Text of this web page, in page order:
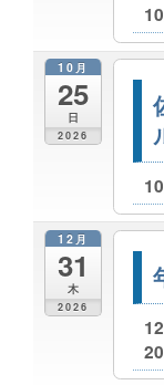
10月
25
日
2026
12月
31
木
2026